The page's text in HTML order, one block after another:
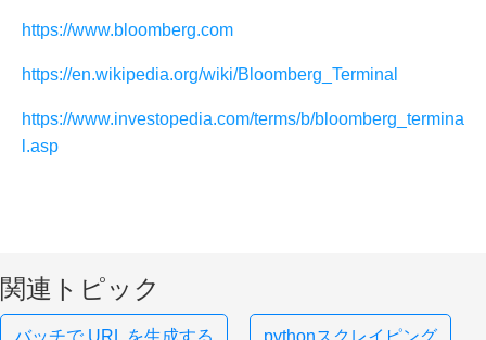
https://www.bloomberg.com
https://en.wikipedia.org/wiki/Bloomberg_Terminal
https://www.investopedia.com/terms/b/bloomberg_termina
l.asp
関連トピック
バッチで URL を生成する pythonスクレイピング